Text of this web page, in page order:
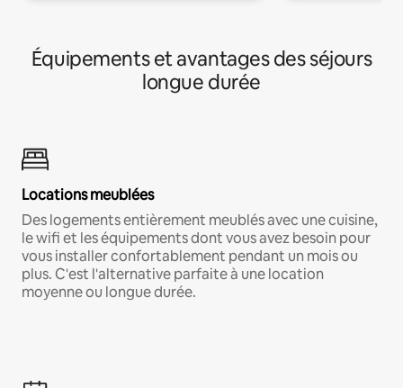
Équipements et avantages des séjours
longue durée
Locations meublées
Des logements entièrement meublés avec une cuisine,
le wifi et les équipements dont vous avez besoin pour
vous installer confortablement pendant un mois ou
plus. C'est l'alternative parfaite à une location
moyenne ou longue durée.